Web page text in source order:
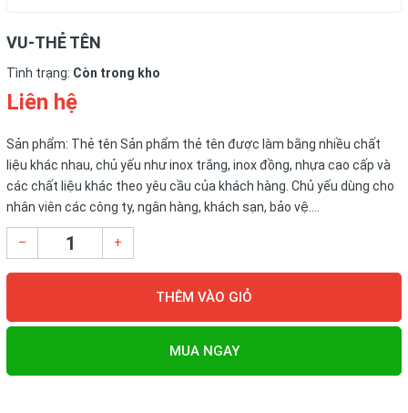
VU-THẺ TÊN
Tình trạng: Còn trong kho
Liên hệ
Sản phẩm: Thẻ tên Sản phẩm thẻ tên được làm bằng nhiều chất
liệu khác nhau, chủ yếu như inox trắng, inox đồng, nhựa cao cấp và
các chất liệu khác theo yêu cầu của khách hàng. Chủ yếu dùng cho
nhân viên các công ty, ngân hàng, khách sạn, bảo vệ....
– +
THÊM VÀO GIỎ
MUA NGAY